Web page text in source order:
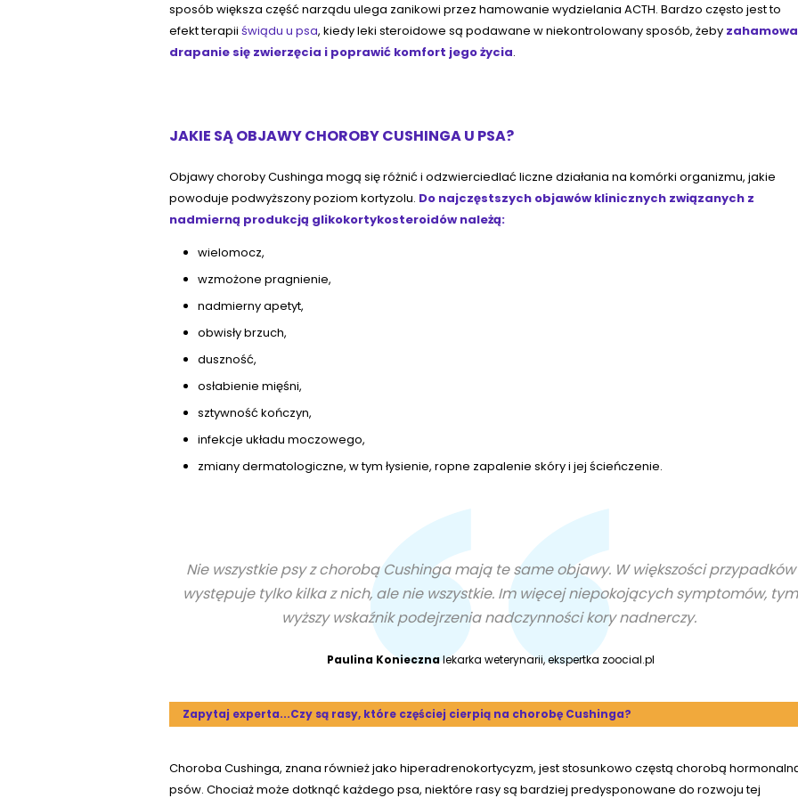
sposób większa część narządu ulega zanikowi przez hamowanie wydzielania ACTH. Bardzo często jest to
efekt terapii świądu u psa, kiedy leki steroidowe są podawane w niekontrolowany sposób, żeby
drapanie się zwierzęcia i poprawić komfort jego życia.
JAKIE SĄ OBJAWY CHOROBY CUSHINGA U PSA?
Objawy choroby Cushinga mogą się różnić i odzwierciedlać liczne działania na komórki organizmu, jakie
powoduje podwyższony poziom kortyzolu. Do najczęstszych objawów klinicznych związanych z
nadmierną produkcją glikokortykosteroidów należą:
wielomocz,
wzmożone pragnienie,
nadmierny apetyt,
obwisły brzuch,
duszność,
osłabienie mięśni,
sztywność kończyn,
infekcje układu moczowego,
zmiany dermatologiczne, w tym łysienie, ropne zapalenie skóry i jej ścieńczenie.
Nie wszystkie psy z chorobą Cushinga mają te same objawy. W większości przypadków
występuje tylko kilka z nich, ale nie wszystkie. Im więcej niepokojących symptomów, tym
wyższy wskaźnik podejrzenia nadczynności kory nadnerczy.
Paulina Koniecznalekarka weterynarii, ekspertka zoocial.pl
Zapytaj experta...Czy są rasy, które częściej cierpią na chorobę Cushinga?
Choroba Cushinga, znana również jako hiperadrenokortycyzm, jest stosunkowo częstą chorobą
psów. Chociaż może dotknąć każdego psa, niektóre rasy są bardziej predysponowane do rozwoju tej